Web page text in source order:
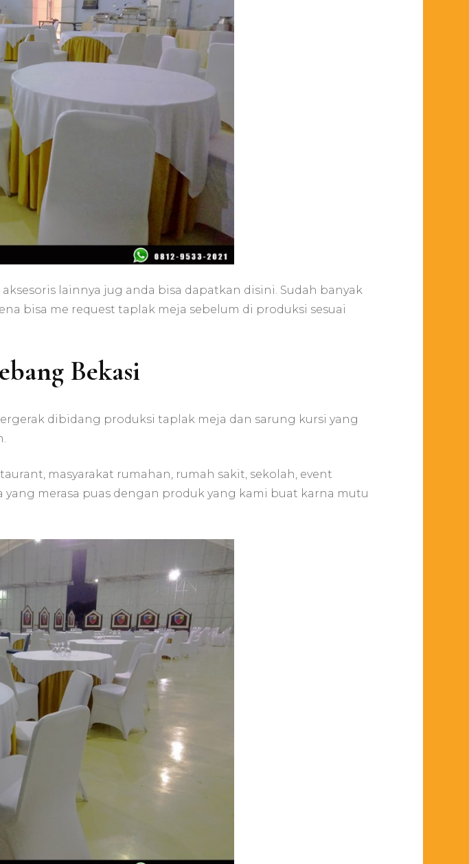
lainnya jug anda bisa dapatkan disini. Sudah banyak
bisa me request taplak meja sebelum di produksi sesuai
Bekasi
dibidang produksi taplak meja dan sarung kursi yang
masyarakat rumahan, rumah sakit, sekolah, event
merasa puas dengan produk yang kami buat karna mutu